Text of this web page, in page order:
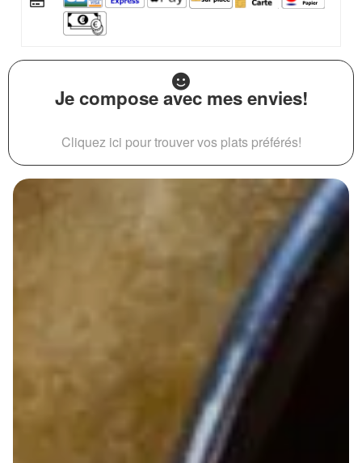
Je compose avec mes envies!
Cliquez ici pour trouver vos plats préférés!